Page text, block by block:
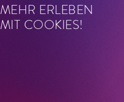
MEHR ERLEBEN
MIT COOKIES!